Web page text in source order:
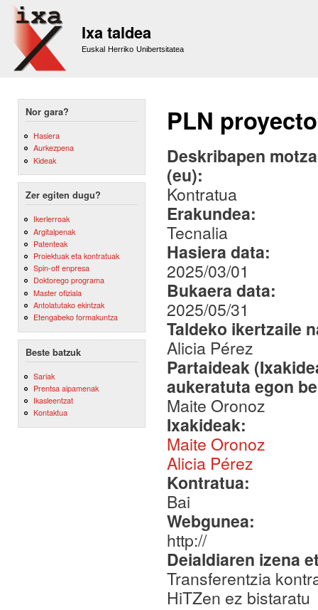
Ixa taldea
Euskal Herriko Unibertsitatea
Nor gara?
Hasiera
Aurkezpena
Kideak
Zer egiten dugu?
Ikerlerroak
Argitalpenak
Patenteak
Proiektuak eta kontratuak
Spin-off enpresa
Doktorego programa
Master ofiziala
Antolatutako ekintzak
Etengabeko formakuntza
Beste batzuk
Sariak
Prentsa aipamenak
Ikasleentzat
Kontaktua
PLN
Deskribapen
(eu):
Kontratua
Erakundea:
Tecnalia
Hasiera data:
2025/03/01
Bukaera data:
2025/05/31
Taldeko ikertzaile
Alicia Pérez
Partaideak
aukeratuta egon
Maite Oronoz
Ixakideak:
Maite Oronoz
Alicia Pérez
Kontratua:
Bai
Webgunea:
http://
Deialdiaren izena
Transferentzia
HiTZen ez bistaratu